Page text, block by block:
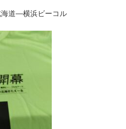
道―横浜ビーコル